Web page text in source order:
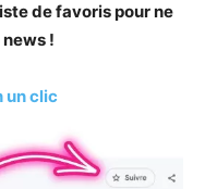
de favoris pour ne
!
un clic